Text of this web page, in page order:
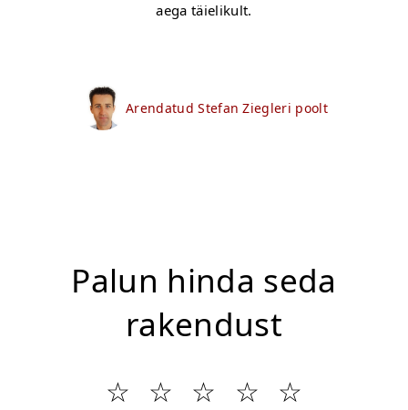
aega täielikult.
Arendatud Stefan Ziegleri poolt
Palun hinda seda
rakendust